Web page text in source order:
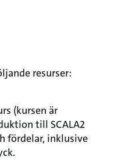
resurser:
(kursen är
till SCALA2
fördelar, inklusive